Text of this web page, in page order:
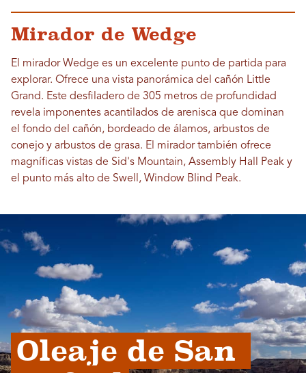
Mirador de Wedge
El mirador Wedge es un excelente punto de partida para
explorar. Ofrece una vista panorámica del cañón Little
Grand. Este desfiladero de 305 metros de profundidad
revela imponentes acantilados de arenisca que dominan
el fondo del cañón, bordeado de álamos, arbustos de
conejo y arbustos de grasa. El mirador también ofrece
magníficas vistas de Sid's Mountain, Assembly Hall Peak y
el punto más alto de Swell, Window Blind Peak.
Oleaje de San